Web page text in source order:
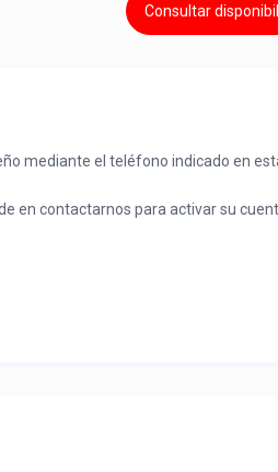
Consultar
mediante el teléfono indicado en
en contactarnos para activar su
sus fotos, calendario, mapa,